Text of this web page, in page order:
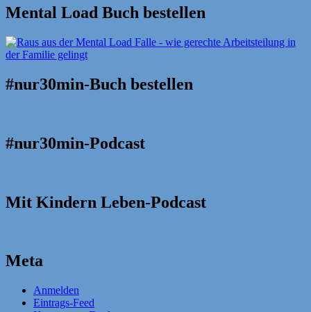
Mental Load Buch bestellen
#nur30min-Buch bestellen
#nur30min-Podcast
Mit Kindern Leben-Podcast
Meta
Anmelden
Eintrags-Feed